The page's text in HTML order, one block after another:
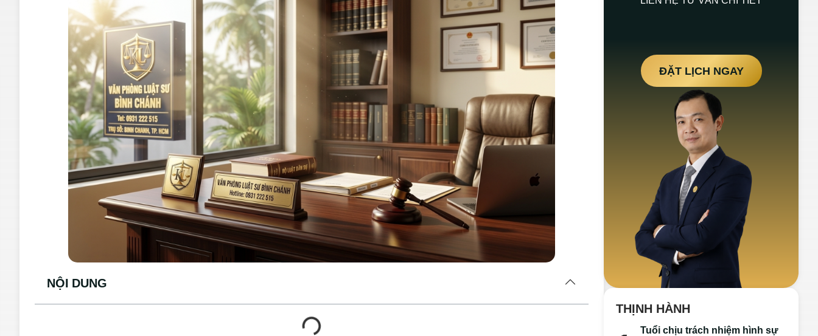
NỘI DUNG
ĐẶT LỊCH NGAY
THỊNH HÀNH
Tuổi chịu trách nhiệm hình sự